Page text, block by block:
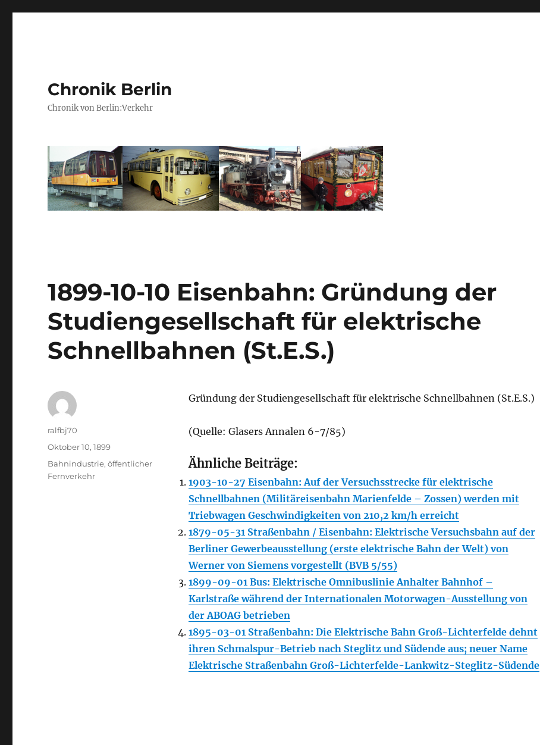
Chronik Berlin
Chronik von Berlin:Verkehr
1899-10-10 Eisenbahn: Gründung der
Studiengesellschaft für elektrische
Schnellbahnen (St.E.S.)
Gründung der Studiengesellschaft für elektrische Schnellbahnen (St.E.S.)
(Quelle: Glasers Annalen 6-7/85)
Ähnliche Beiträge:
1903-10-27 Eisenbahn: Auf der Versuchsstrecke für elektrische
Schnellbahnen (Militäreisenbahn Marienfelde – Zossen) werden mit
Triebwagen Geschwindigkeiten von 210,2 km/h erreicht
1879-05-31 Straßenbahn / Eisenbahn: Elektrische Versuchsbahn auf der
Berliner Gewerbeausstellung (erste elektrische Bahn der Welt) von
Werner von Siemens vorgestellt (BVB 5/55)
1899-09-01 Bus: Elektrische Omnibuslinie Anhalter Bahnhof –
Karlstraße während der Internationalen Motorwagen-Ausstellung von
der ABOAG betrieben
1895-03-01 Straßenbahn: Die Elektrische Bahn Groß-Lichterfelde dehnt
ihren Schmalspur-Betrieb nach Steglitz und Südende aus; neuer Name
Elektrische Straßenbahn Groß-Lichterfelde-Lankwitz-Steglitz-Südende
Autor
ralfbj70
Veröffentlicht
am
Oktober 10, 1899
Kategorien
Bahnindustrie,öffentlicher
Fernverkehr